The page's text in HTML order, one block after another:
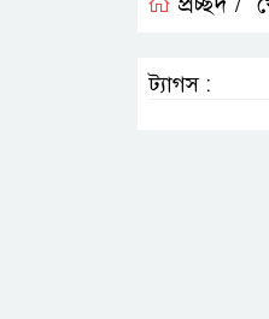
ট্যাগস :